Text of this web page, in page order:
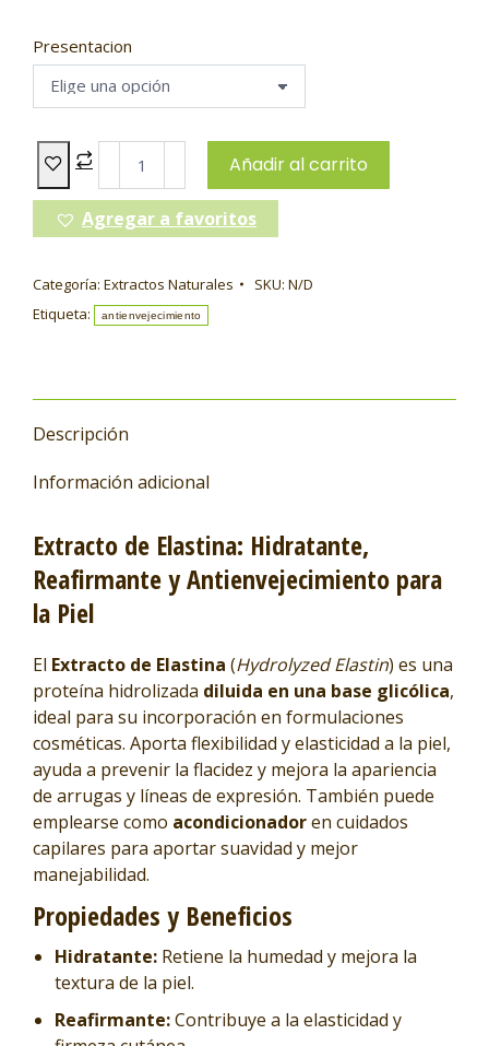
Presentacion
Añadir al carrito
Agregar a favoritos
Categoría: Extractos Naturales SKU: N/D
Etiqueta:
antienvejecimiento
Descripción
Información adicional
Extracto de Elastina: Hidratante,
Reafirmante y Antienvejecimiento para
la Piel
El Extracto de Elastina (Hydrolyzed Elastin) es una
proteína hidrolizada diluida en una base glicólica,
ideal para su incorporación en formulaciones
cosméticas. Aporta flexibilidad y elasticidad a la piel,
ayuda a prevenir la flacidez y mejora la apariencia
de arrugas y líneas de expresión. También puede
emplearse como acondicionadoren cuidados
capilares para aportar suavidad y mejor
manejabilidad.
Propiedades y Beneficios
Hidratante: Retiene la humedad y mejora la
textura de la piel.
Reafirmante:Contribuye a la elasticidad y